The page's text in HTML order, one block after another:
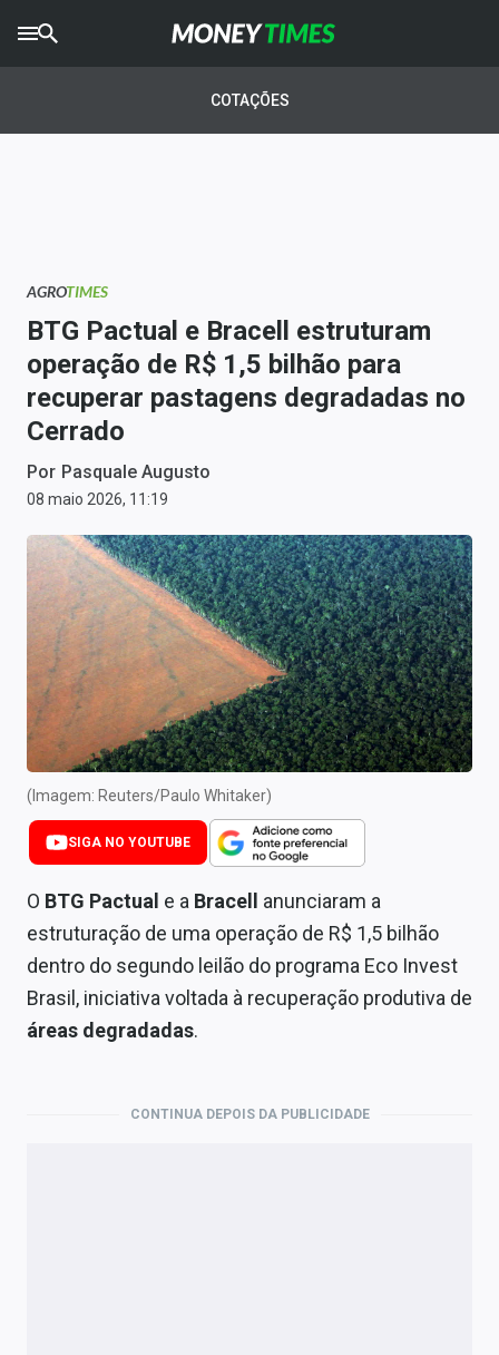
AGROTIMES
Newsletters
Money Trader
Anuncie
Últimas Notícias
Cotações
Comprar ou vender?
Carteiras Recomendadas
Central de Dividendos
Central de Fundos Imobiliários
Central dos IPOs
Renda Fixa
Finanças Pessoais
Mercados
Economia
COTAÇÕES
AGROTIMES
BTG Pactual e Bracell estruturam
operação de R$ 1,5 bilhão para
recuperar pastagens degradadas no
Cerrado
Por Pasquale Augusto
08 maio 2026, 11:19
(Imagem: Reuters/Paulo Whitaker)
SIGA NO YOUTUBE
O BTG Pactual e a Bracell anunciaram a
estruturação de uma operação de R$ 1,5 bilhão
dentro do segundo leilão do programa Eco Invest
Brasil, iniciativa voltada à recuperação produtiva de
áreas degradadas.
CONTINUA DEPOIS DA PUBLICIDADE